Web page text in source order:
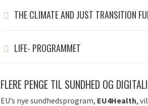
THE CLIMATE AND JUST TRANSITION
LIFE- PROGRAMMET
FLERE PENGE TIL SUNDHED OG
EU’s nye sundhedsprogram, EU4Health,